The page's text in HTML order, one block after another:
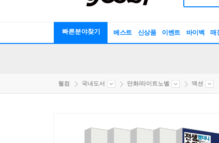
빠른분야찾기 베스트 신상품 이벤트 바이백 매
웰컴 국내도서 만화/라이트노벨 액션